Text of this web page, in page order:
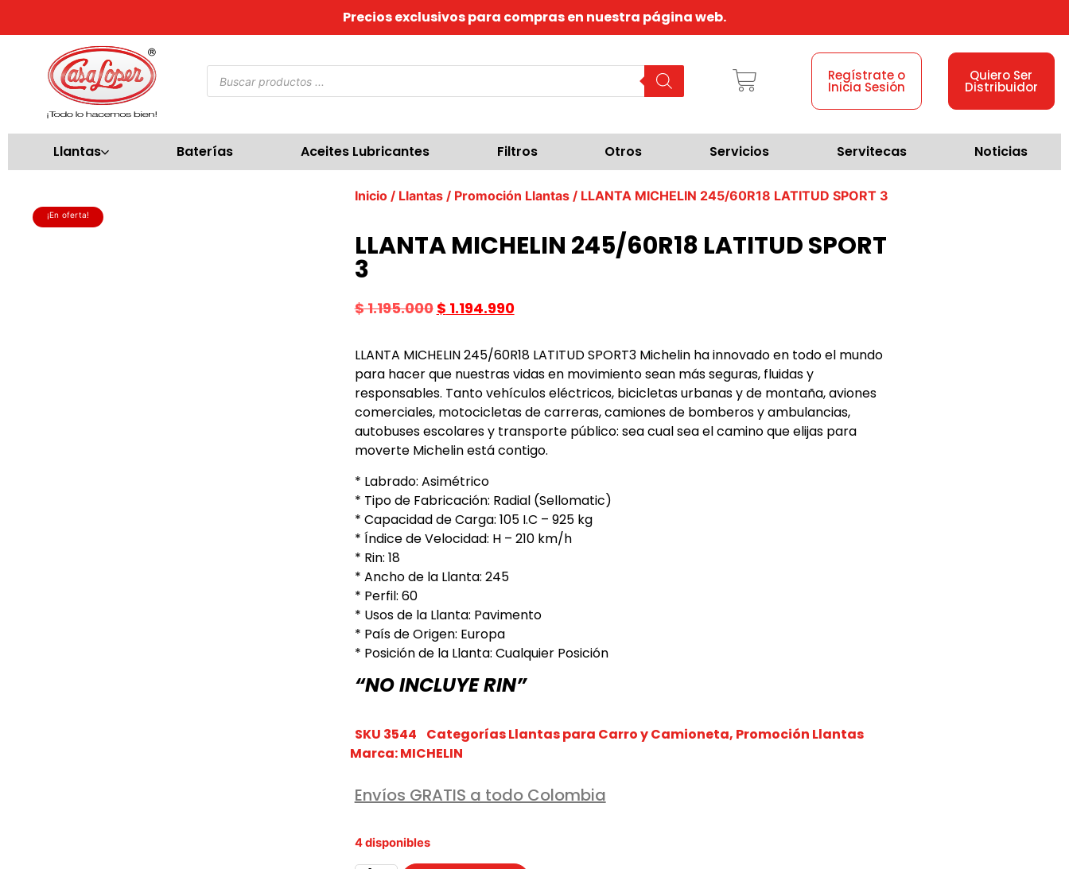
Precios exclusivos para compras en nuestra página web.
Regístrate o
Inicia Sesión
Quiero Ser
Distribuidor
Llantas Baterías Aceites Lubricantes Filtros Otros Servicios Servitecas Noticias
¡En oferta!
Inicio/ Llantas/ Promoción Llantas/ LLANTA MICHELIN 245/60R18 LATITUD SPORT 3
LLANTA MICHELIN 245/60R18 LATITUD SPORT
3
$1.195.000 $ 1.194.990
LLANTA MICHELIN 245/60R18 LATITUD SPORT3 Michelin ha innovado en todo el mundo
para hacer que nuestras vidas en movimiento sean más seguras, fluidas y
responsables. Tanto vehículos eléctricos, bicicletas urbanas y de montaña, aviones
comerciales, motocicletas de carreras, camiones de bomberos y ambulancias,
autobuses escolares y transporte público: sea cual sea el camino que elijas para
moverte Michelin está contigo.
* Labrado: Asimétrico
* Tipo de Fabricación: Radial (Sellomatic)
* Capacidad de Carga: 105 I.C – 925 kg
* Índice de Velocidad: H – 210 km/h
* Rin: 18
* Ancho de la Llanta: 245
* Perfil: 60
* Usos de la Llanta: Pavimento
* País de Origen: Europa
* Posición de la Llanta: Cualquier Posición
“NO INCLUYE RIN”
SKU 3544 CategoríasLlantas para Carro y Camioneta, Promoción Llantas
Marca:MICHELIN
Envíos GRATIS a todo Colombia
4 disponibles